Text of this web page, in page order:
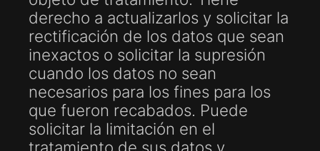
derecho a actualizarlos y solicitar la
rectificación de los datos que sean
inexactos o solicitar la supresión
cuando los datos no sean
necesarios para los fines para los
que fueron recabados. Puede
solicitar la limitación en el
tratamiento de sus datos y